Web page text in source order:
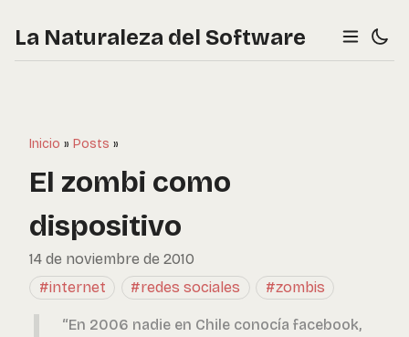
La Naturaleza del Software
Inicio » Posts »
El zombi como
dispositivo
14 de noviembre de 2010
#internet
#redes sociales #zombis
“En 2006 nadie en Chile conocía facebook,